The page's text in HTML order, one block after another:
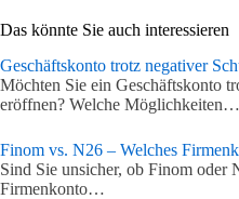
Das könnte Sie auch interessieren
Geschäftskonto trotz negativer
Möchten Sie ein Geschäftskonto
eröffnen? Welche Möglichkeiten…
Finom vs. N26 – Welches
Sind Sie unsicher, ob Finom oder
Firmenkonto…